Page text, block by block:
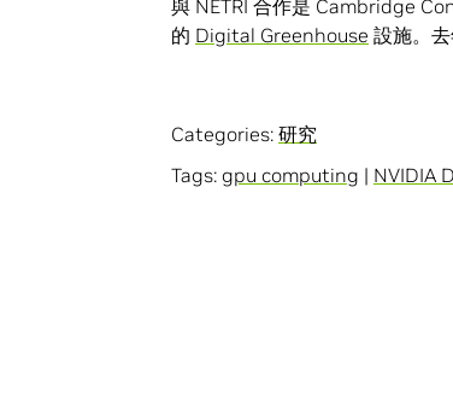
與 NETRI 合作是 Cambridge
的 Digital Greenhouse 設施。
Categories: 研究
Tags: gpu computing | NVIDIA